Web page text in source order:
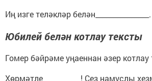
Иң изге теләкләр белән_______________.
Юбилей белән котлау тексты
Гомер бәйрәме уңаеннан әзер котлау
Хөрмәтле __________! Сез намуслы